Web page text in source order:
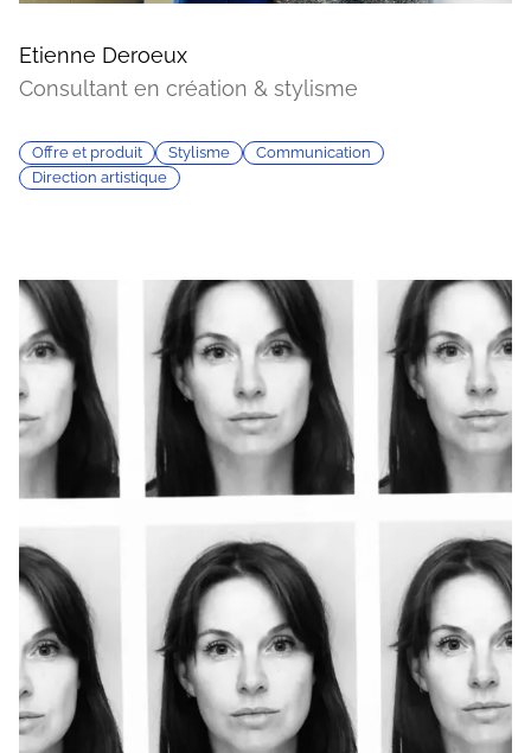
Etienne Deroeux
Consultant en création & stylisme
Offre et produit Stylisme
Communication
Direction artistique